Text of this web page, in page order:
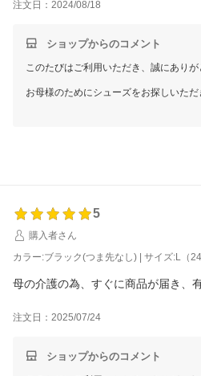
注文日：2024/08/18
ショップからのコメント
このたびはご利用いただき、誠にありが
お母様のためにシューズをお探しいただ
物であったとのこと、大変嬉しく思い
今後ともお客様に喜んでいただける商
5
購入者さん
カラー:ブラック(つま先なし) | サイズ:L（
母の介護の為、すぐに商品が届き、
注文日：2025/07/24
ショップからのコメント